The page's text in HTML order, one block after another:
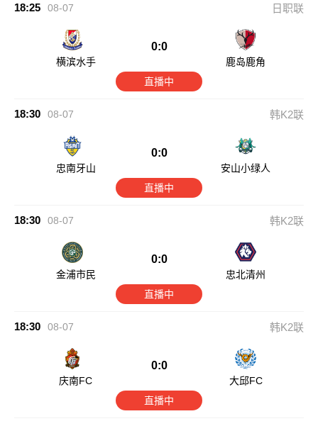
18:25 08-07 日职联
横滨水手
0:0
鹿岛鹿角
直播中
18:30 08-07 韩K2联
忠南牙山
0:0
安山小绿人
直播中
18:30 08-07 韩K2联
金浦市民
0:0
忠北清州
直播中
18:30 08-07 韩K2联
庆南FC
0:0
大邱FC
直播中